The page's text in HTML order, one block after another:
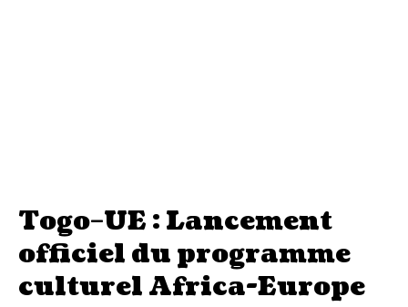
Togo–UE : Lancement
officiel du programme
culturel Africa-Europe